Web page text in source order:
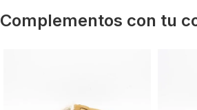
Complementos con tu